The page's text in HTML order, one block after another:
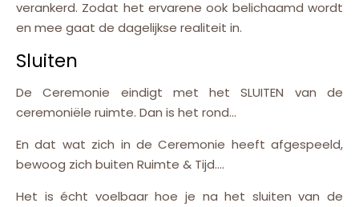
verankerd. Zodat het ervarene ook belichaamd wordt
en mee gaat de dagelijkse realiteit in.
Sluiten
De Ceremonie eindigt met het SLUITEN van de
ceremoniële ruimte. Dan is het rond…
En dat wat zich in de Ceremonie heeft afgespeeld,
bewoog zich buiten Ruimte & Tijd….
Het is écht voelbaar hoe je na het sluiten van de